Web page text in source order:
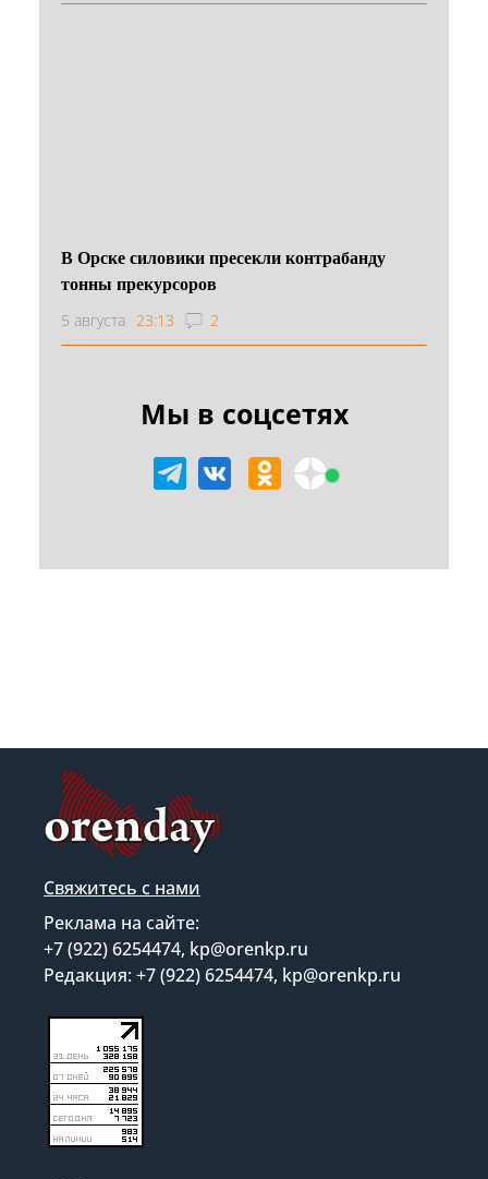
В Орске силовики пресекли контрабанду
тонны прекурсоров
5 августа 23:13 2
Мы в соцсетях
Свяжитесь с нами
Реклама на сайте:
+7 (922) 6254474, kp@orenkp.ru
Редакция: +7 (922) 6254474, kp@orenkp.ru